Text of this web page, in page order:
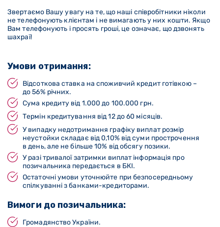
Звертаємо Вашу увагу на те, що наші співробітники ніколи
не телефонують клієнтам і не вимагають у них кошти. Якщо
Вам телефонують і просять гроші, це означає, що дзвонять
шахраї!
Умови отримання:
Відсоткова ставка на споживчий кредит готівкою –
до 56% річних.
Сума кредиту від 1.000 до 100.000 грн.
Термін кредитування від 12 до 60 місяців.
У випадку недотримання графіку виплат розмір
неустойки складає від 0,10% від суми прострочення
в день, але не більше 10% від обсягу позики.
У разі тривалої затримки виплат інформація про
позичальника передається в БКІ.
Остаточні умови уточнюйте при безпосередньому
спілкуванні з банками-кредиторами.
Вимоги до позичальника:
Громадянство України.